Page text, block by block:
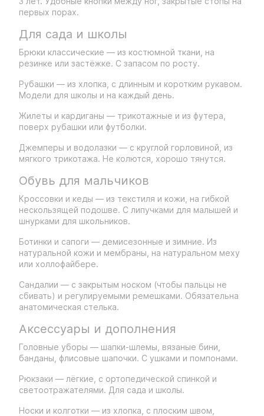
первых порах.
Для сада и школы
Брюки классические — из костюмной ткани, на
резинке или застёжке. С запасом по росту.
Рубашки — из хлопка, с длинным и коротким рукавом.
Модели для школы и на каждый день.
Жилеты и кардиганы — трикотажные и из футера,
поверх рубашки или футболки.
Джемперы и водолазки — с круглой горловиной, из
мягкого трикотажа. Не колются, хорошо тянутся.
Обувь для мальчиков
Кроссовки и кеды — из текстиля и кожи, на гибкой
нескользящей подошве. С липучками для малышей и
шнурками для школьников.
Ботинки и сапоги — демисезонные и зимние. Из
натуральной кожи и мембраны, на натуральном меху
или холлофайбере.
Сандалии — с закрытым носком (чтобы пальцы не
сбивать) и регулируемыми ремешками. Обязательна
анатомическая стелька.
Аксессуары и дополнения
Головные уборы — шапки-шлемы, вязаные бини,
банданы, флисовые шапочки. С ушками и помпонами.
Рюкзаки — лёгкие, с ортопедической спинкой и
светоотражателями. Для сада и школы.
Носки и колготки — из хлопка, с плоским швом,